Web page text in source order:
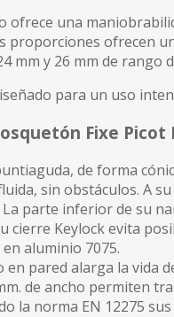
ofrece una
proporciones ofrecen
mm y 26 mm de
para un uso
Fixe Picot
de forma
sin obstáculos. A
parte inferior de su
cierre Keylock evita
aluminio 7075.
en pared alarga la vida
de ancho permiten
la norma EN 12275